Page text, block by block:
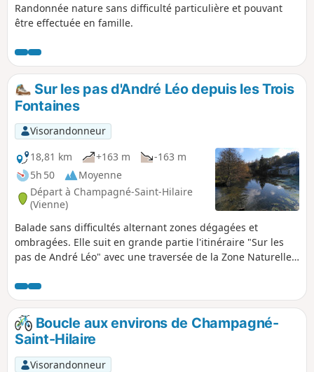
Randonnée nature sans difficulté particulière et pouvant
être effectuée en famille.
Sur les pas d'André Léo depuis les Trois
Fontaines
Visorandonneur
18,81 km
+163 m
-163 m
5h 50
Moyenne
Départ à Champagné-Saint-Hilaire
(Vienne)
Balade sans difficultés alternant zones dégagées et
ombragées. Elle suit en grande partie l'itinéraire "Sur les
pas de André Léo" avec une traversée de la Zone Naturelle
des Chiens.
Boucle aux environs de Champagné-
Saint-Hilaire
Visorandonneur